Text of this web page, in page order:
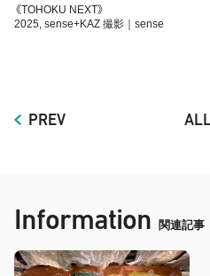
《TOHOKU NEXT》
2025, sense+KAZ 撮影｜sense
PREV
Information 関連記事